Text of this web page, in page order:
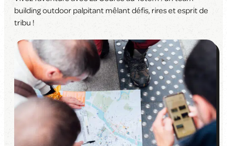
buildingoutdoor palpitant mêlant défis, rires et esprit de
tribu !